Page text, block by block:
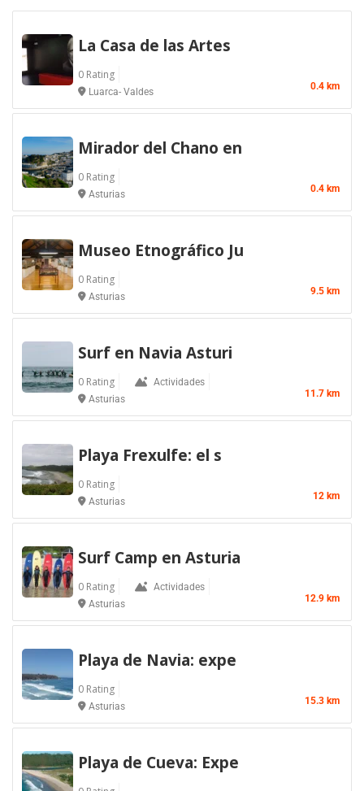
La Casa de las Artes
0 Rating
Luarca- Valdes 0.4 km
Mirador del Chano en
0 Rating
Asturias 0.4 km
Museo Etnográfico Ju
0 Rating
Asturias 9.5 km
Surf en Navia Asturi
0 Rating
Actividades
Asturias
11.7 km
Playa Frexulfe: el s
0 Rating
Asturias 12 km
Surf Camp en Asturia
0 Rating
Actividades
Asturias
12.9 km
Playa de Navia: expe
0 Rating
Asturias 15.3 km
Playa de Cueva: Expe